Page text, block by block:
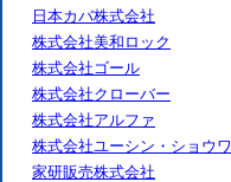
日本カバ株式会社
株式会社美和ロック
株式会社ゴール
株式会社クローバー
株式会社アルファ
株式会社ユーシン・ショウワ
家研販売株式会社